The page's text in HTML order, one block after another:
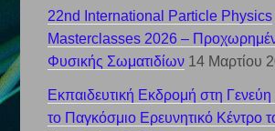
22nd International Particle Physics
Masterclasses 2026 –
Φυσικής Σωματιδίων 14 Μαρτίου
Εκπαιδευτική Εκδρομή στη Γενεύη
το Παγκόσμιο Ερευνητικό Κέντρο